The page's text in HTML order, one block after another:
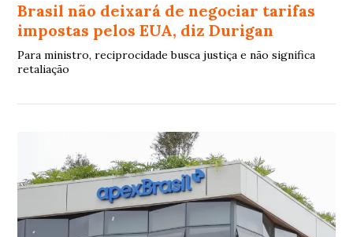
Brasil não deixará de negociar tarifas
impostas pelos EUA, diz Durigan
Para ministro, reciprocidade busca justiça e não significa
retaliação